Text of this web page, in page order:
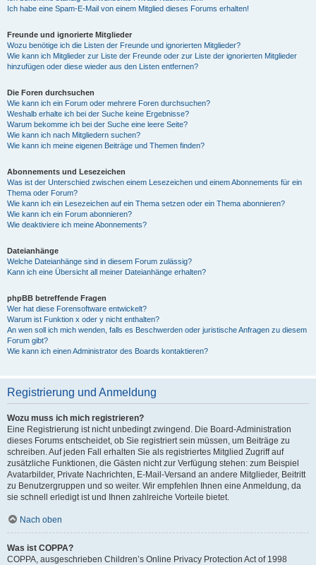
Ich habe eine Spam-E-Mail von einem Mitglied dieses Forums erhalten!
Freunde und ignorierte Mitglieder
Wozu benötige ich die Listen der Freunde und ignorierten Mitglieder?
Wie kann ich Mitglieder zur Liste der Freunde oder zur Liste der ignorierten Mitglieder
hinzufügen oder diese wieder aus den Listen entfernen?
Die Foren durchsuchen
Wie kann ich ein Forum oder mehrere Foren durchsuchen?
Weshalb erhalte ich bei der Suche keine Ergebnisse?
Warum bekomme ich bei der Suche eine leere Seite?
Wie kann ich nach Mitgliedern suchen?
Wie kann ich meine eigenen Beiträge und Themen finden?
Abonnements und Lesezeichen
Was ist der Unterschied zwischen einem Lesezeichen und einem Abonnements für ein
Thema oder Forum?
Wie kann ich ein Lesezeichen auf ein Thema setzen oder ein Thema abonnieren?
Wie kann ich ein Forum abonnieren?
Wie deaktiviere ich meine Abonnements?
Dateianhänge
Welche Dateianhänge sind in diesem Forum zulässig?
Kann ich eine Übersicht all meiner Dateianhänge erhalten?
phpBB betreffende Fragen
Wer hat diese Forensoftware entwickelt?
Warum ist Funktion x oder y nicht enthalten?
An wen soll ich mich wenden, falls es Beschwerden oder juristische Anfragen zu diesem
Forum gibt?
Wie kann ich einen Administrator des Boards kontaktieren?
Registrierung und Anmeldung
Wozu muss ich mich registrieren?
Eine Registrierung ist nicht unbedingt zwingend. Die Board-Administration
dieses Forums entscheidet, ob Sie registriert sein müssen, um Beiträge zu
schreiben. Auf jeden Fall erhalten Sie als registriertes Mitglied Zugriff auf
zusätzliche Funktionen, die Gästen nicht zur Verfügung stehen: zum Beispiel
Avatarbilder, Private Nachrichten, E-Mail-Versand an andere Mitglieder, Beitritt
zu Benutzergruppen und so weiter. Wir empfehlen Ihnen eine Anmeldung, da
sie schnell erledigt ist und Ihnen zahlreiche Vorteile bietet.
Nach oben
Was ist COPPA?
COPPA, ausgeschrieben Children’s Online Privacy Protection Act of 1998